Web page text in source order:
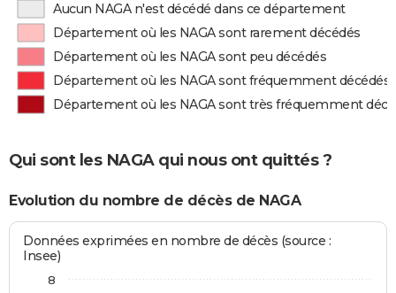
Aucun NAGA n'est décédé dans ce département
Département où les NAGA sont rarement décédés
Département où les NAGA sont peu décédés
Département où les NAGA sont fréquemment décédés
Département où les NAGA sont très fréquemment
Qui sont les NAGA qui nous ont quittés ?
Evolution du nombre de décès de NAGA
Données exprimées en nombre de décès (source :
Insee)
8